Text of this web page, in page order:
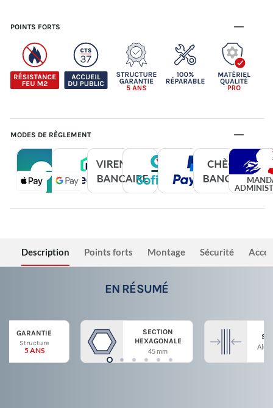
POINTS FORTS
MODES DE RÈGLEMENT
Description Points forts Montage Sécurité
EN RÉSUMÉ
GARANTIE
Structure
5 ANS
SECTION
HEXAGONALE
45 mm